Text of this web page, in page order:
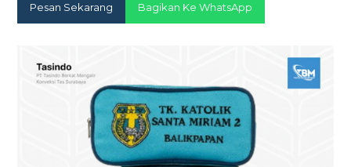
Pesan Sekarang Bagikan Ke WhatsApp